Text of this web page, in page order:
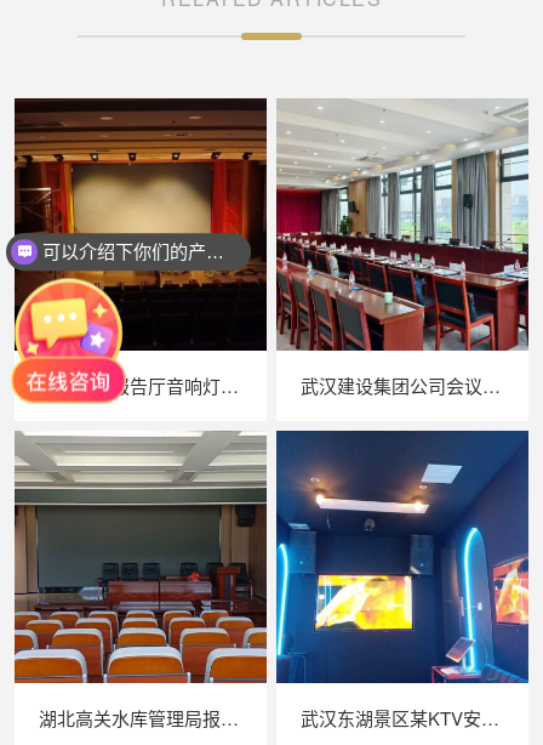
武汉高校报告厅音响灯光工程案例 武汉建设集团公司会议音响系统
湖北高关水库管理局报告厅音响系统 武汉东湖景区某KTV安装效果图
可以介绍下你们的产品么？